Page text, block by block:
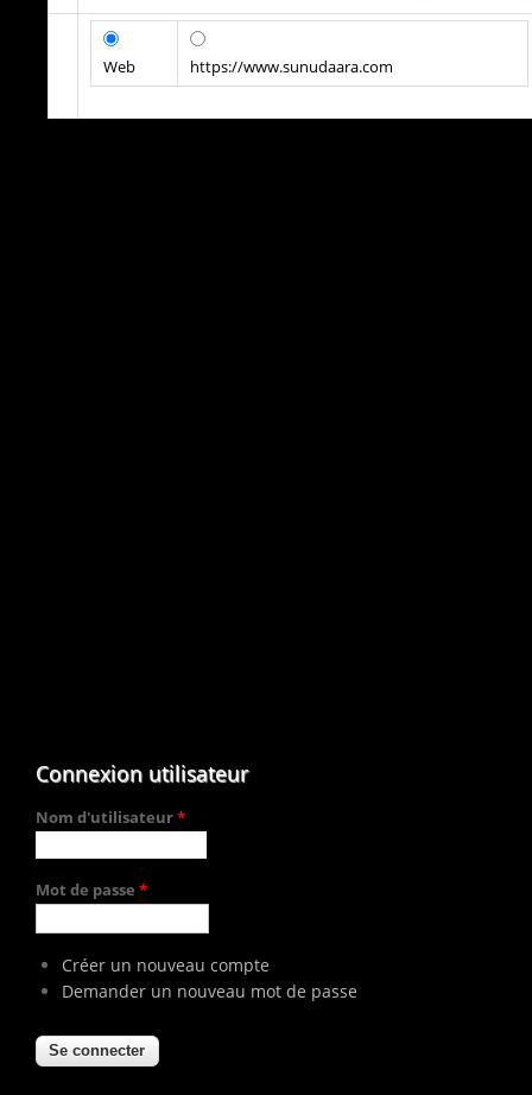
Web https://www.sunudaara.com
Connexion utilisateur
Nom d'utilisateur*
Mot de passe *
Créer un nouveau compte
Demander un nouveau mot de passe